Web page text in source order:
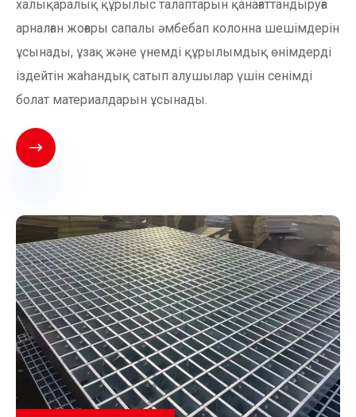
халықаралық құрылыс талаптарын қанағаттандыруға
арналған жоғары сапалы әмбебап колонна шешімдерін
ұсынады, ұзақ және үнемді құрылымдық өнімдерді
іздейтін жаһандық сатып алушылар үшін сенімді
болат материалдарын ұсынады.
